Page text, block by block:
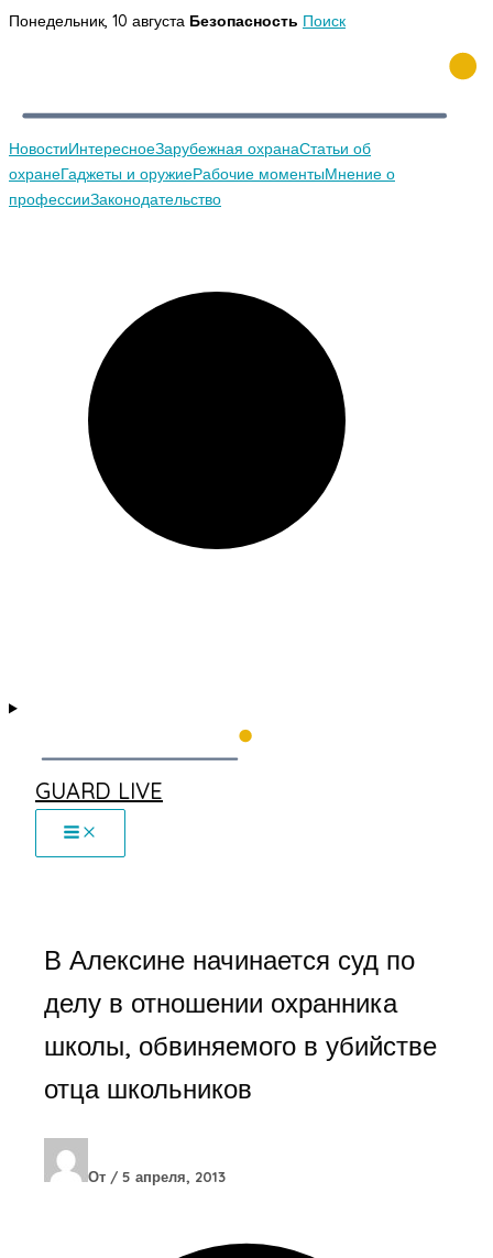
Перейти
Понедельник, 10 августа Безопасность Поиск
НовостиИнтересноеЗарубежная охранаСтатьи об
охранеГаджеты и оружиеРабочие моментыМнение о
профессииЗаконодательство
GUARD LIVE
В Алексине начинается суд по
делу в отношении охранника
школы, обвиняемого в убийстве
отца школьников
От / 5 апреля, 2013